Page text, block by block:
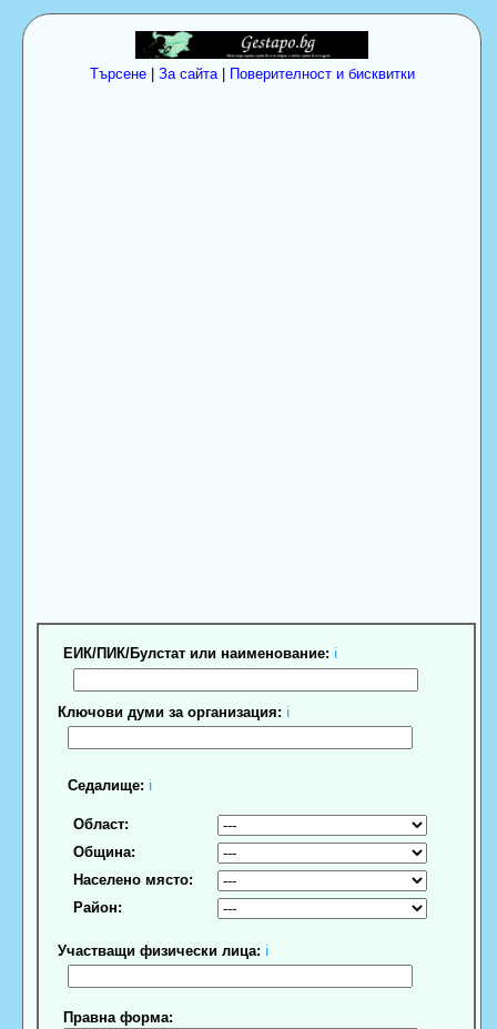
Търсене| За сайта| Поверителност и бисквитки
ЕИК/ПИК/Булстат или наименование: ℹ
Ключови думи за организация: ℹ
Седалище: ℹ
Област:
Община:
Населено място:
Район:
Участващи физически лица: ℹ
Правна форма: